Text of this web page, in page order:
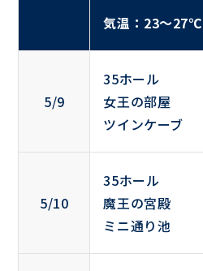
気温：23〜
5/9
35ホール
女王の部屋
ツインケーブ
5/10
35ホール
魔王の宮殿
ミニ通り池